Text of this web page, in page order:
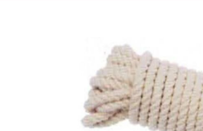
Pitriet, Raffia, Touw en